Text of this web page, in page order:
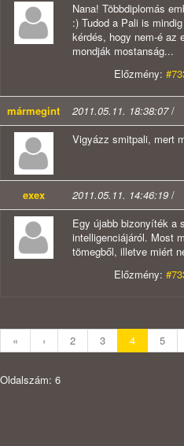
Nana! Többdiplomás
:) Tudod a Pali is
kérdés, hogy nem-é az
mondják mostanság...
Előzmény:
mármegint 2011.05.11. 18:38:07/
Vigyázz smitpali, mert
exex 2011.05.11. 14:46:19 /
Egy újabb bizonyíték a
intelligenciájáról. Most
tömegből, illetve miért
Előzmény:
« ‹ 2 3 4 5
Oldalszám: 6